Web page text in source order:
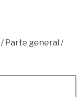
/Parte general /